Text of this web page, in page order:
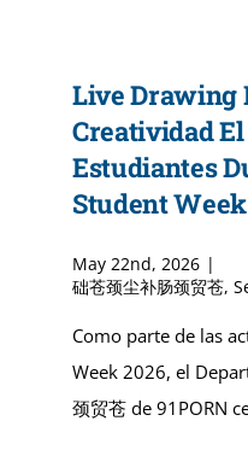
Live Drawing
Creatividad El
Estudiantes
Student
May 22nd, 2026 |
础苍颈尘补肠颈贸苍,
Como parte de las
Week 2026, el
颈贸苍 de 91PORN